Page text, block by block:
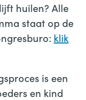
huilen? Alle
staat op de
klik
is een
en kind